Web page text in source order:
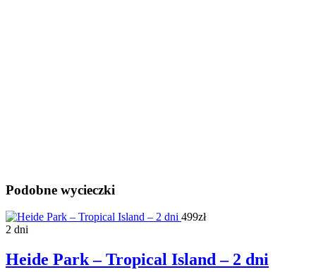
Podobne wycieczki
499zł
2 dni
Heide Park – Tropical Island – 2 dni